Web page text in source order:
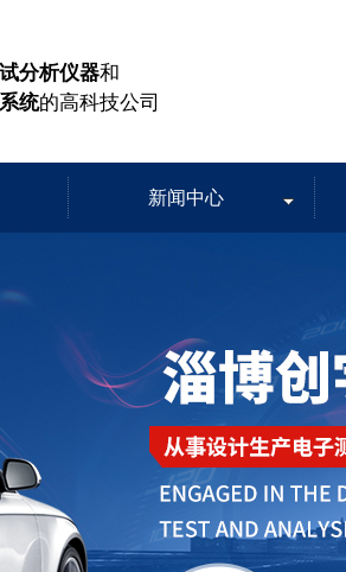
分析仪器和
统的高科技公司
新闻中心